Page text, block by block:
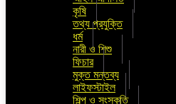
কৃষি
তথ্য প্রযুক্তি
ধর্ম
নারী ও শিশু
ফিচার
মুক্ত মন্তব্য
লাইফস্টাইল
শিল্প ও সংস্কৃতি